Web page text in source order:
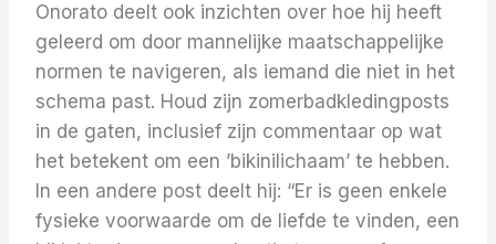
Onorato deelt ook inzichten over hoe hij heeft
geleerd om door mannelijke maatschappelijke
normen te navigeren, als iemand die niet in het
schema past. Houd zijn zomerbadkledingposts
in de gaten, inclusief zijn commentaar op wat
het betekent om een ​​’bikinilichaam’ te hebben.
In een andere post deelt hij: “Er is geen enkele
fysieke voorwaarde om de liefde te vinden, een